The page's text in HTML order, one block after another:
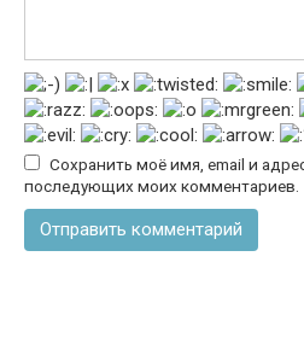
Сохранить моё имя, email и
последующих моих комментариев.